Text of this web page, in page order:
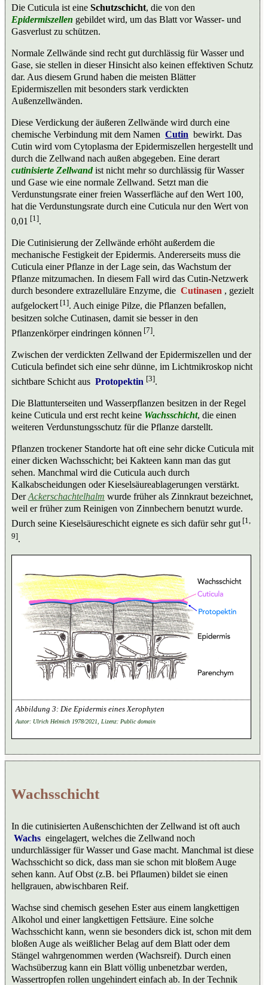
Die Cuticula ist eine Schutzschicht, die von den
Epidermiszellen gebildet wird, um das Blatt vor Wasser- und
Gasverlust zu schützen.
Normale Zellwände sind recht gut durchlässig für Wasser und
Gase, sie stellen in dieser Hinsicht also keinen effektiven Schutz
dar. Aus diesem Grund haben die meisten Blätter
Epidermiszellen mit besonders stark verdickten
Außenzellwänden.
Diese Verdickung der äußeren Zellwände wird durch eine
chemische Verbindung mit dem Namen Cutin bewirkt. Das
Cutin wird vom Cytoplasma der Epidermiszellen hergestellt und
durch die Zellwand nach außen abgegeben. Eine derart
cutinisierte Zellwandist nicht mehr so durchlässig für Wasser
und Gase wie eine normale Zellwand. Setzt man die
Verdunstungsrate einer freien Wasserfläche auf den Wert 100,
hat die Verdunstungsrate durch eine Cuticula nur den Wert von
0,01 [1].
Die Cutinisierung der Zellwände erhöht außerdem die
mechanische Festigkeit der Epidermis. Andererseits muss die
Cuticula einer Pflanze in der Lage sein, das Wachstum der
Pflanze mitzumachen. In diesem Fall wird das Cutin-Netzwerk
durch besondere extrazelluläre Enzyme, die Cutinasen , gezielt
aufgelockert [1]. Auch einige Pilze, die Pflanzen befallen,
besitzen solche Cutinasen, damit sie besser in den
Pflanzenkörper eindringen können [7].
Zwischen der verdickten Zellwand der Epidermiszellen und der
Cuticula befindet sich eine sehr dünne, im Lichtmikroskop nicht
sichtbare Schicht aus Protopektin [3].
Die Blattunterseiten und Wasserpflanzen besitzen in der Regel
keine Cuticula und erst recht keine Wachsschicht, die einen
weiteren Verdunstungsschutz für die Pflanze darstellt.
Pflanzen trockener Standorte hat oft eine sehr dicke Cuticula mit
einer dicken Wachsschicht; bei Kakteen kann man das gut
sehen. Manchmal wird die Cuticula auch durch
Kalkabscheidungen oder Kieselsäureablagerungen verstärkt.
DerAckerschachtelhalm wurde früher als Zinnkraut bezeichnet,
weil er früher zum Reinigen von Zinnbechern benutzt wurde.
Durch seine Kieselsäureschicht eignete es sich dafür sehr gut [1,
9].
Die Epidermis eines Xerophyten
Autor: Ulrich Helmich 1978/2021, Lizenz: Public domain
Wachsschicht
In die cutinisierten Außenschichten der Zellwand ist oft auch
Wachs eingelagert, welches die Zellwand noch
undurchlässiger für Wasser und Gase macht. Manchmal ist diese
Wachsschicht so dick, dass man sie schon mit bloßem Auge
sehen kann. Auf Obst (z.B. bei Pflaumen) bildet sie einen
hellgrauen, abwischbaren Reif.
Wachse sind chemisch gesehen Ester aus einem langkettigen
Alkohol und einer langkettigen Fettsäure. Eine solche
Wachsschicht kann, wenn sie besonders dick ist, schon mit dem
bloßen Auge als weißlicher Belag auf dem Blatt oder dem
Stängel wahrgenommen werden (Wachsreif). Durch einen
Wachsüberzug kann ein Blatt völlig unbenetzbar werden,
Wassertropfen rollen ungehindert einfach ab. In der Technik